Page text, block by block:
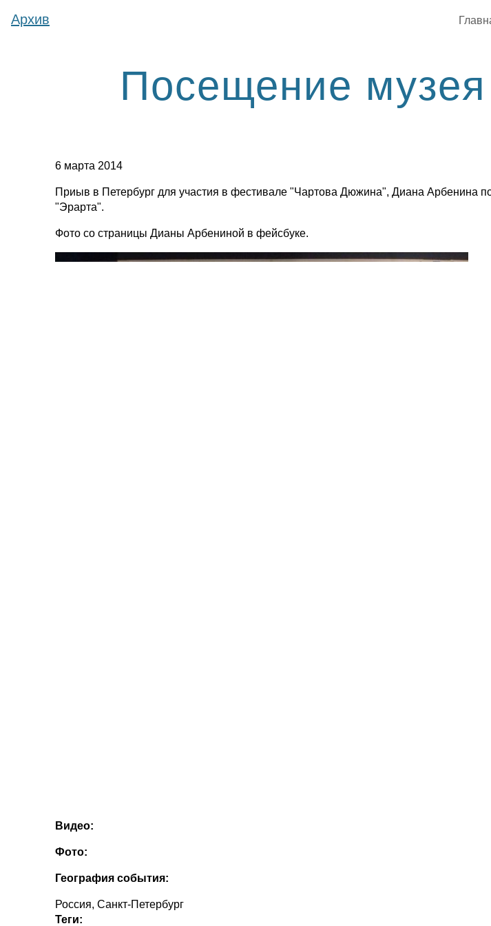
Архив
Посещение
6 марта 2014
Приыв в Петербург для участия в фестивале "Чартова Дюжина", Диана Арбенина
"Эрарта".
Фото со страницы Дианы Арбениной в фейсбуке.
Видео:
Фото:
География события:
Россия, Санкт-Петербург
Теги: